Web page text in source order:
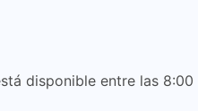
disponible entre las 8:00